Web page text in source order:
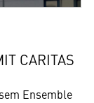
CARITAS
Ensemble